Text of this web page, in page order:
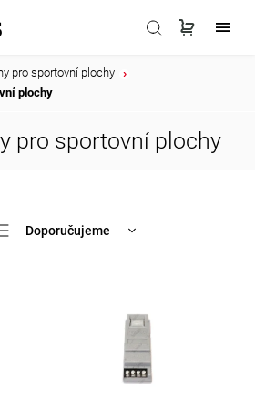
pro sportovní plochy
plochy
pro sportovní plochy
Doporučujeme